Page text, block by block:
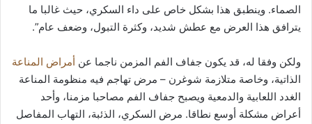
الصماء. وينطبق هذا بشكل خاص على داء السكري، حيث غالبا ما
يترافق هذا العرض مع عطش شديد، وكثرة التبول، وضعف عام”.
ولكن وفقا له، قد يكون جفاف الفم المزمن ناجما عن أمراض المناعة
الذاتية، وخاصة متلازمة شوغرن – مرض تهاجم فيه منظومة المناعة
الغدد اللعابية والدمعية ويصبح جفاف الفم مصاحبا مزمنا، وأحد
أعراض مشكلة أوسع نطاقا. مرض السكري، الذئبة، التهاب المفاصل